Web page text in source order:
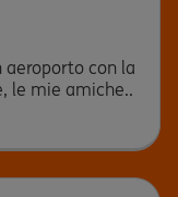
aeroporto con la
le mie amiche..